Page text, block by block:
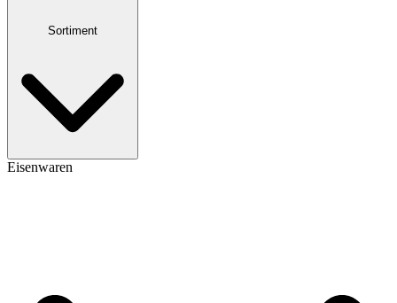
Sortiment
Eisenwaren